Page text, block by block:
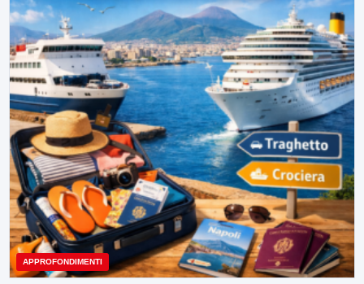
APPROFONDIMENTI